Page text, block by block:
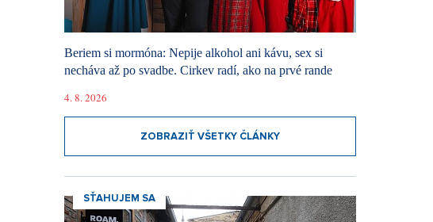
Beriem si mormóna: Nepije alkohol ani kávu, sex si
necháva až po svadbe. Cirkev radí, ako na prvé rande
4. 8. 2026
ZOBRAZIŤ VŠETKY ČLÁNKY
SŤAHUJEM SA